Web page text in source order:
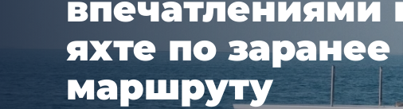
яхте по
маршруту